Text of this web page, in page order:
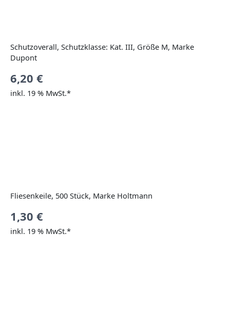
Schutzoverall, Schutzklasse: Kat. III, Größe M, Marke
Dupont
6,20 €
inkl. 19 % MwSt.*
Fliesenkeile, 500 Stück, Marke Holtmann
1,30 €
inkl. 19 % MwSt.*